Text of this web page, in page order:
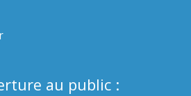
au public :